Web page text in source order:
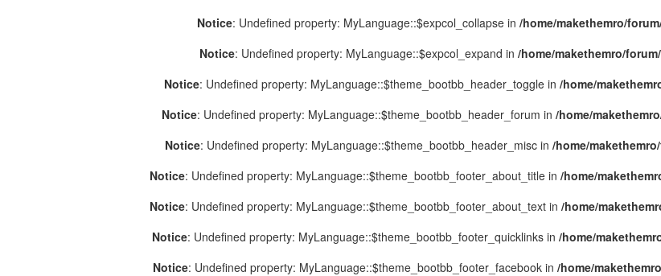
Notice: Undefined property: MyLanguage::$expcol_collapse in /home/makethemro/
Notice: Undefined property: MyLanguage::$expcol_expand in /home/makethemro/
Notice: Undefined property: MyLanguage::$theme_bootbb_header_toggle in /home/
Notice: Undefined property: MyLanguage::$theme_bootbb_header_forum in /home/
Notice: Undefined property: MyLanguage::$theme_bootbb_header_misc in /home/
Notice: Undefined property: MyLanguage::$theme_bootbb_footer_about_title in /home/
Notice: Undefined property: MyLanguage::$theme_bootbb_footer_about_text in /home/
Notice: Undefined property: MyLanguage::$theme_bootbb_footer_quicklinks in /home/
Notice: Undefined property: MyLanguage::$theme_bootbb_footer_facebook in /home/